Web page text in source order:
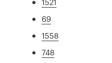
69
1558
748